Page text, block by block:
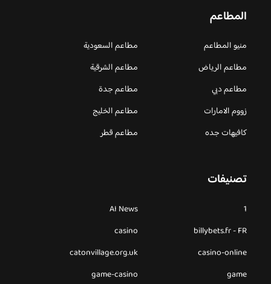
المطاعم
منيو المطاعم
مطاعم السعودية
مطاعم الرياض
مطاعم الشرقية
مطاعم دبي
مطاعم جدة
زووم الامارات
مطاعم الخليج
كافيهات جده
مطاعم قطر
تصنيفات
1
AI News
billybets.fr - FR
casino
casino-online
catonvillage.org.uk
game
game-casino